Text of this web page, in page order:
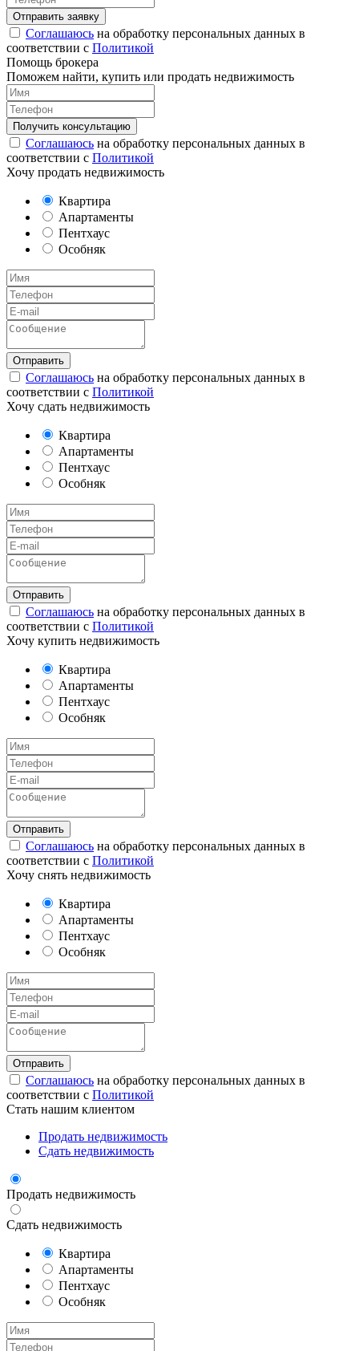
Соглашаюсь на обработку персональных данных в
соответствии с Политикой
Помощь брокера
Поможем найти, купить или продать недвижимость
Соглашаюсь на обработку персональных данных в
соответствии с Политикой
Хочу продать недвижимость
Квартира
Апартаменты
Пентхаус
Особняк
Соглашаюсь на обработку персональных данных в
соответствии с Политикой
Хочу сдать недвижимость
Квартира
Апартаменты
Пентхаус
Особняк
Соглашаюсь на обработку персональных данных в
соответствии с Политикой
Хочу купить недвижимость
Квартира
Апартаменты
Пентхаус
Особняк
Соглашаюсь на обработку персональных данных в
соответствии с Политикой
Хочу снять недвижимость
Квартира
Апартаменты
Пентхаус
Особняк
Соглашаюсь на обработку персональных данных в
соответствии с Политикой
Стать нашим клиентом
Продать недвижимость
Сдать недвижимость
Продать недвижимость
Сдать недвижимость
Квартира
Апартаменты
Пентхаус
Особняк